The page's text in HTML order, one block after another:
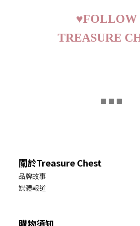
♥FOLLOW
TREASURE
關於Treasure Chest
品牌故事
媒體報道